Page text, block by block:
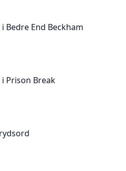
Bedre End Beckham
Prison Break